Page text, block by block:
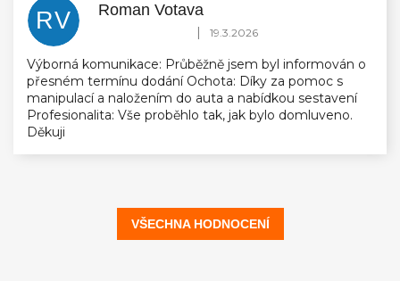
RV Roman Votava
Hodnocení obchodu je 5 z 5 hvězdiček.
| 19.3.2026
Výborná komunikace: Průběžně jsem byl informován o
přesném termínu dodání Ochota: Díky za pomoc s
manipulací a naložením do auta a nabídkou sestavení
Profesionalita: Vše proběhlo tak, jak bylo domluveno.
Děkuji
VŠECHNA HODNOCENÍ